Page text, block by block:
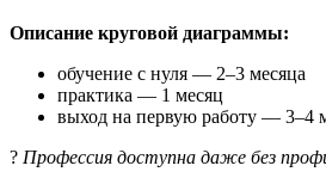
Описание круговой диаграммы:
обучение с нуля — 2–3 месяца
практика — 1 месяц
выход на первую работу — 3–4
? Профессия доступна даже без